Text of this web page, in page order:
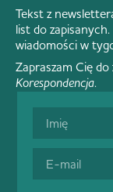
Tekst z
list do
wiadomości w
Zapraszam Cię
Korespondencja.